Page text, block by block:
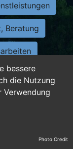
bessere
die Nutzung
Verwendung
Beratung
Photo Credit